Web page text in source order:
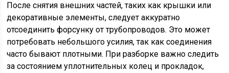
После снятия внешних частей, таких как крышки или
декоративные элементы, следует аккуратно
отсоединить форсунку от трубопроводов. Это может
потребовать небольшого усилия, так как соединения
часто бывают плотными. При разборке важно следить
за состоянием уплотнительных колец и прокладок,